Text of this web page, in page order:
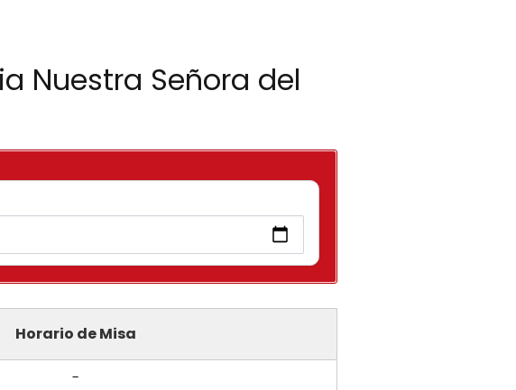
Nuestra Señora del
Horario de Misa
-